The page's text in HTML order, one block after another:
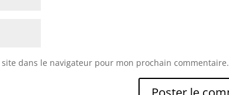
dans le navigateur pour mon prochain commentaire.